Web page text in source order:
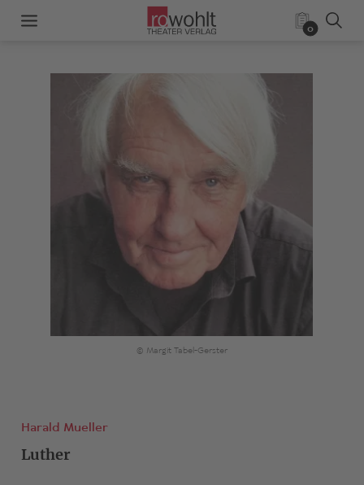
0
© Margit Tabel-Gerster
Harald Mueller
Luther